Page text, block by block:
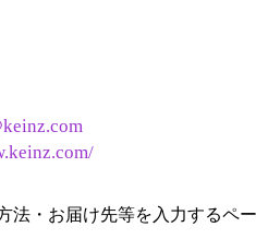
法・お届け先等を入力するペ